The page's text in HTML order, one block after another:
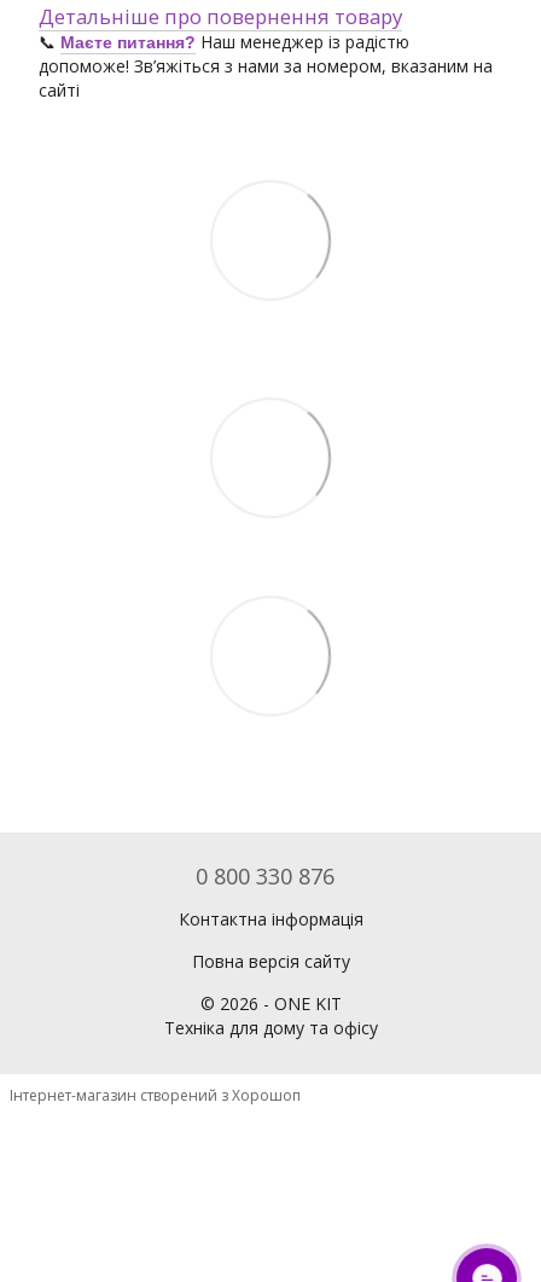
Детальніше про повернення товару
📞 Маєте питання? Наш менеджер із радістю
допоможе! Зв’яжіться з нами за номером, вказаним на
сайті
0 800 330 876
Контактна інформація
Повна версія сайту
© 2026 - ONE KIT
Техніка для дому та офісу
Інтернет-магазин створений з Хорошоп
ОНЛАЙН ЧАТ